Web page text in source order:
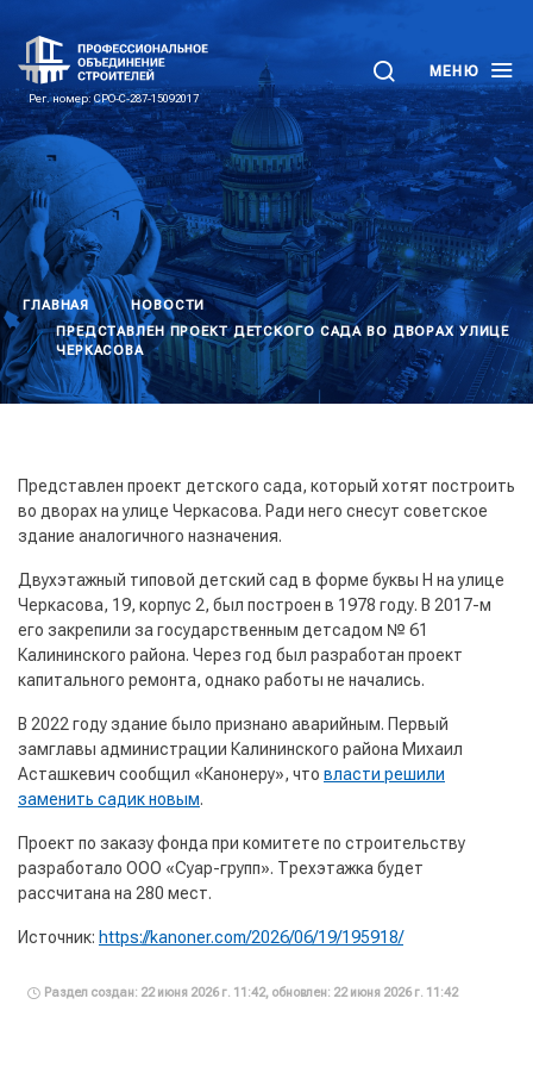
Рег. номер: СРО-С-287-15092017
МЕНЮ
ГЛАВНАЯ
НОВОСТИ
ПРЕДСТАВЛЕН ПРОЕКТ ДЕТСКОГО САДА ВО ДВОРАХ УЛИЦЕ
ЧЕРКАСОВА
Представлен проект детского сада, который хотят построить
во дворах на улице Черкасова. Ради него снесут советское
здание аналогичного назначения.
Двухэтажный типовой детский сад в форме буквы Н на улице
Черкасова, 19, корпус 2, был построен в 1978 году. В 2017-м
его закрепили за государственным детсадом № 61
Калининского района. Через год был разработан проект
капитального ремонта, однако работы не начались.
В 2022 году здание было признано аварийным. Первый
замглавы администрации Калининского района Михаил
Асташкевич сообщил «Канонеру», что власти решили
заменить садик новым.
Проект по заказу фонда при комитете по строительству
разработало ООО «Суар-групп». Трехэтажка будет
рассчитана на 280 мест.
Источник: https://kanoner.com/2026/06/19/195918/
Раздел создан: 22 июня 2026 г. 11:42, обновлен: 22 июня 2026 г. 11:42